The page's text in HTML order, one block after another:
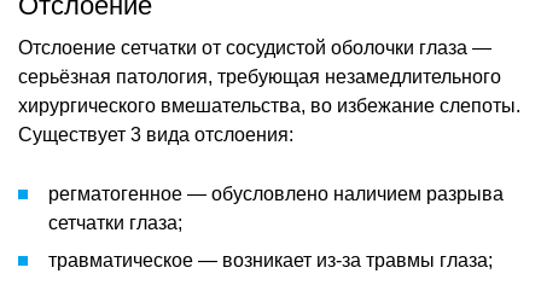
Отслоение сетчатки от сосудистой оболочки глаза —
серьёзная патология, требующая незамедлительного
хирургического вмешательства, во избежание слепоты.
Существует 3 вида отслоения:
регматогенное — обусловлено наличием разрыва
сетчатки глаза;
травматическое — возникает из-за травмы глаза;